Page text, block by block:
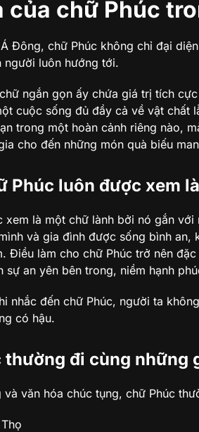
của chữ Phúc
Đông, chữ Phúc không chỉ đại
người luôn hướng tới.
ngắn gọn ấy chứa giá trị tích
cuộc sống đủ đầy cả về vật chất
trong một hoàn cảnh riêng nào,
cho đến những món quà biếu
Phúc luôn được xem
xem là một chữ lành bởi nó gắn
và gia đình được sống bình
Điều làm cho chữ Phúc trở nên
sự an yên bên trong, niềm hạnh
nhắc đến chữ Phúc, người ta
có hậu.
thường đi cùng những
và văn hóa chúc tụng, chữ Phúc